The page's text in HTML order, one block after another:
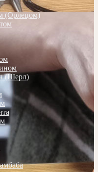
(Орлецом)
(Шерл)